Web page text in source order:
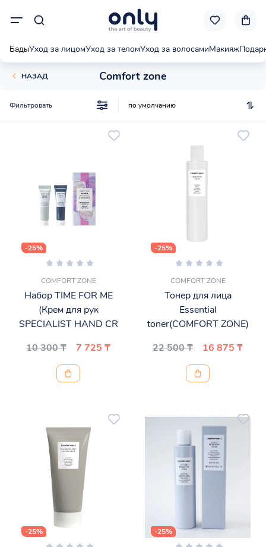
БадыУход за лицомУход за теломУход за волосамиМакияж
НАЗАД Comfort zone
Фильтровать
-25%
COMFORT ZONE
Набор TIME FOR ME
(Крем для рук
SPECIALIST HAND CR
10 300 ₸
7 725 ₸
-25%
COMFORT ZONE
Тонер для лица
Essential
toner(COMFORT ZONE)
22 500 ₸
16 875 ₸
-25% -25%